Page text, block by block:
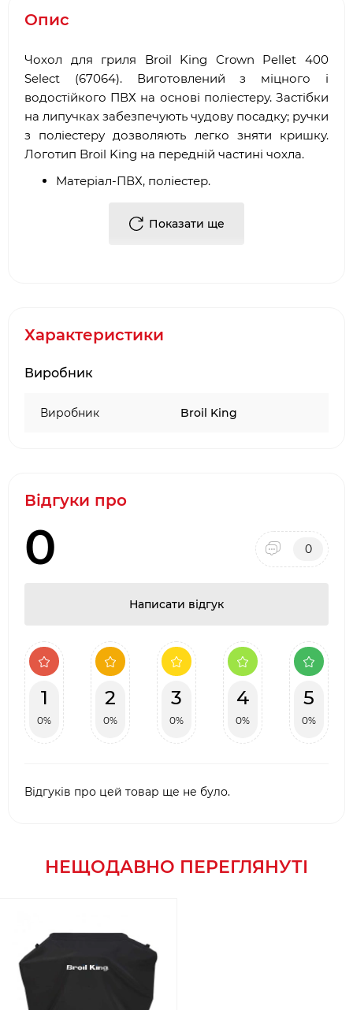
Опис
Чохол для гриля Broil King Crown Pellet 400
Select (67064). Виготовлений з міцного і
водостійкого ПВХ на основі поліестеру. Застібки
на липучках забезпечують чудову посадку; ручки
з поліестеру дозволяють легко зняти кришку.
Логотип Broil King на передній частині чохла.
Матеріал-ПВХ, поліестер.
Розміри в коробці ВхШхД, см - 31 х 24 х 15.
Показати ще
Характеристики
Виробник
Виробник Broil King
Відгуки про
0 0
Написати відгук
1
0%
2
0%
3
0%
4
0%
5
0%
Відгуків про цей товар ще не було.
НЕЩОДАВНО ПЕРЕГЛЯНУТІ